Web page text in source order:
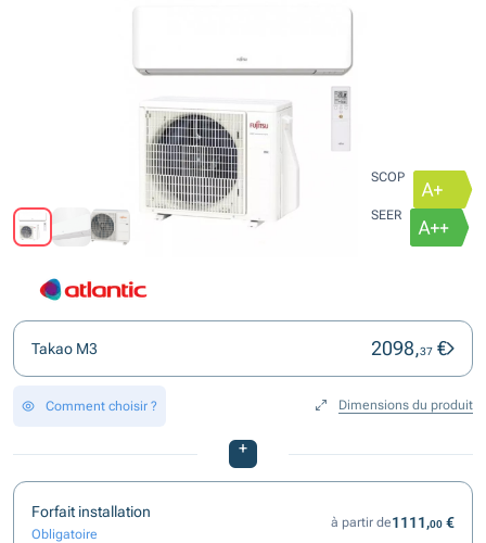
SCOP
SEER
Takao M3 2098,37 €
Comment choisir ? Dimensions du produit
+
Forfait installation
Obligatoire
à partir de1111,00 €